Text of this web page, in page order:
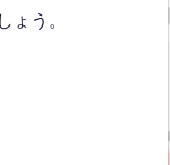
ょう。